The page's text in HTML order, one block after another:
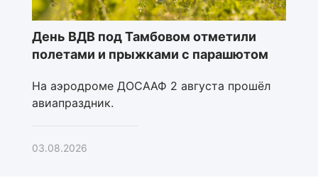
День ВДВ под Тамбовом отметили
полетами и прыжками с парашютом
На аэродроме ДОСААФ 2 августа прошёл
авиапраздник.
03.08.2026